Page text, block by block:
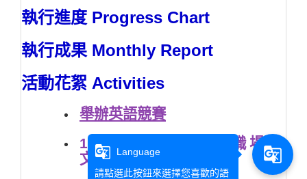
執行進度 Progress Chart
執行成果 Monthly Report
活動花絮 Activities
舉辦英語競賽
111-2 ESP成果展 - 職場英
文 (作品、花絮
g_translate
Language
請點選此按鈕來選擇您喜歡的語
g_translate